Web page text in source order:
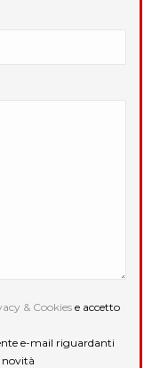
& Cookies e accetto
e-mail riguardanti
novità